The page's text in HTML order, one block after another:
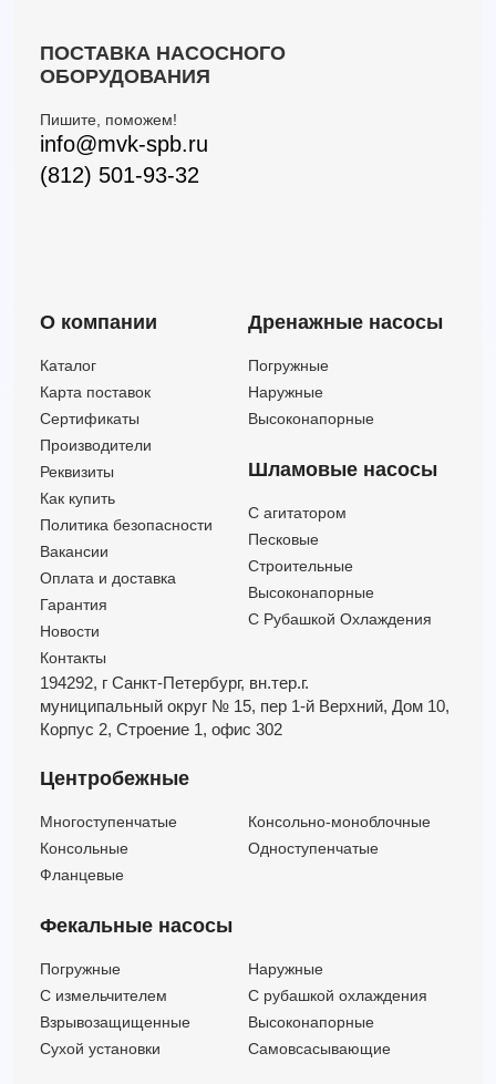
ПОСТАВКА НАСОСНОГО
ОБОРУДОВАНИЯ
Пишите, поможем!
info@mvk-spb.ru
(812) 501-93-32
О компании
Каталог
Карта поставок
Сертификаты
Производители
Реквизиты
Как купить
Политика безопасности
Вакансии
Оплата и доставка
Гарантия
Новости
Контакты
Дренажные насосы
Погружные
Наружные
Высоконапорные
Шламовые насосы
C агитатором
Песковые
Строительные
Высоконапорные
С Рубашкой Охлаждения
194292, г Санкт-Петербург, вн.тер.г.
муниципальный округ № 15, пер 1-й Верхний, Дом 10,
Корпус 2, Строение 1, офис 302
Центробежные
Многоступенчатые
Консольно-моноблочные
Консольные
Одноступенчатые
Фланцевые
Фекальные насосы
Погружные
Наружные
C измельчителем
С рубашкой охлаждения
Взрывозащищенные
Высоконапорные
Сухой установки
Самовсасывающие